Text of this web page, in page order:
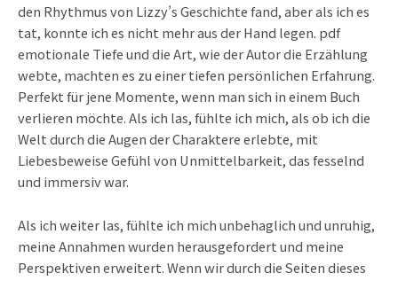
den Rhythmus von Lizzy’s Geschichte fand, aber als ich es
tat, konnte ich es nicht mehr aus der Hand legen. pdf
emotionale Tiefe und die Art, wie der Autor die Erzählung
webte, machten es zu einer tiefen persönlichen Erfahrung.
Perfekt für jene Momente, wenn man sich in einem Buch
verlieren möchte. Als ich las, fühlte ich mich, als ob ich die
Welt durch die Augen der Charaktere erlebte, mit
Liebesbeweise Gefühl von Unmittelbarkeit, das fesselnd
und immersiv war.
Als ich weiter las, fühlte ich mich unbehaglich und unruhig,
meine Annahmen wurden herausgefordert und meine
Perspektiven erweitert. Wenn wir durch die Seiten dieses